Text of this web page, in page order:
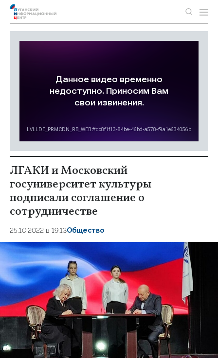
ЛГАКИ и Московский
госуниверситет культуры
подписали соглашение о
сотрудничестве
25.10.2022 в 19:13Общество